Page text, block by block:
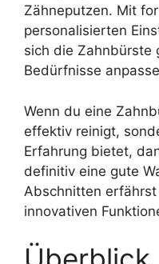
Zähneputzen. Mit
personalisierten
sich die Zahnbürste
Bedürfnisse
Wenn du eine
effektiv reinigt,
Erfahrung bietet,
definitiv eine gute
Abschnitten
innovativen